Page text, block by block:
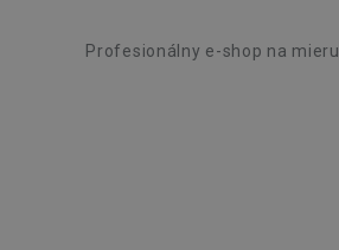
KontaktProfesionálny e-shop na mieru